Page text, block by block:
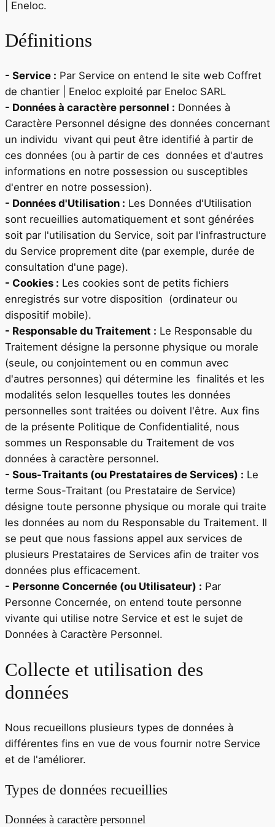
| Eneloc.
Définitions
- Service : Par Service on entend le site web Coffret
de chantier | Eneloc exploité par Eneloc SARL
- Données à caractère personnel : Données à
Caractère Personnel désigne des données concernant
un individu vivant qui peut être identifié à partir de
ces données (ou à partir de ces données et d'autres
informations en notre possession ou susceptibles
d'entrer en notre possession).
- Données d'Utilisation : Les Données d'Utilisation
sont recueillies automatiquement et sont générées
soit par l'utilisation du Service, soit par l'infrastructure
du Service proprement dite (par exemple, durée de
consultation d'une page).
- Cookies : Les cookies sont de petits fichiers
enregistrés sur votre disposition (ordinateur ou
dispositif mobile).
- Responsable du Traitement : Le Responsable du
Traitement désigne la personne physique ou morale
(seule, ou conjointement ou en commun avec
d'autres personnes) qui détermine les finalités et les
modalités selon lesquelles toutes les données
personnelles sont traitées ou doivent l'être. Aux fins
de la présente Politique de Confidentialité, nous
sommes un Responsable du Traitement de vos
données à caractère personnel.
- Sous-Traitants (ou Prestataires de Services) : Le
terme Sous-Traitant (ou Prestataire de Service)
désigne toute personne physique ou morale qui traite
les données au nom du Responsable du Traitement. Il
se peut que nous fassions appel aux services de
plusieurs Prestataires de Services afin de traiter vos
données plus efficacement.
- Personne Concernée (ou Utilisateur) : Par
Personne Concernée, on entend toute personne
vivante qui utilise notre Service et est le sujet de
Données à Caractère Personnel.
Collecte et utilisation des
données
Nous recueillons plusieurs types de données à
différentes fins en vue de vous fournir notre Service
et de l'améliorer.
Types de données recueillies
Données à caractère personnel